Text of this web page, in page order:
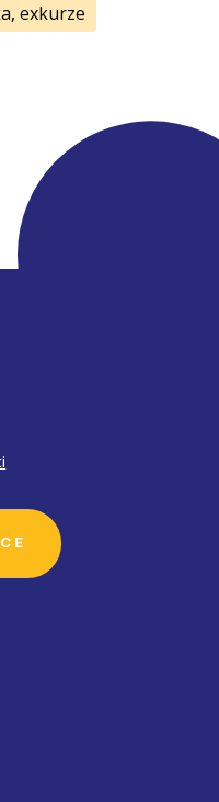
exkurze